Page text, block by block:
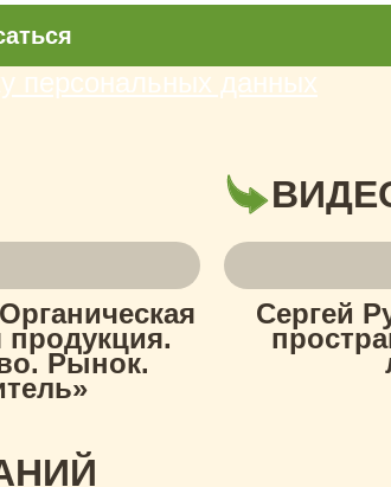
персональных данных
Рынок.
Сергей